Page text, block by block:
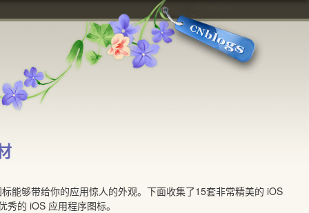
够带给你的应用惊人的外观。下面收集了15套非常精美的 iOS
的 iOS 应用程序图标。